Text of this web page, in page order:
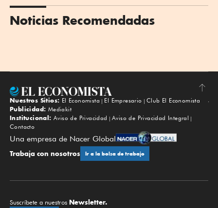
Noticias Recomendadas
Subir
Nuestros Sitios: El Economista El Empresario
Club El Economista
Publicidad: Mediakit
Institucional: Aviso de Privacidad
Aviso de Privacidad Integral
Contacto
Una empresa de Nacer Global
Trabaja con nosotros Ir a la bolsa de trabajo
Suscríbete a nuestros Newsletter.